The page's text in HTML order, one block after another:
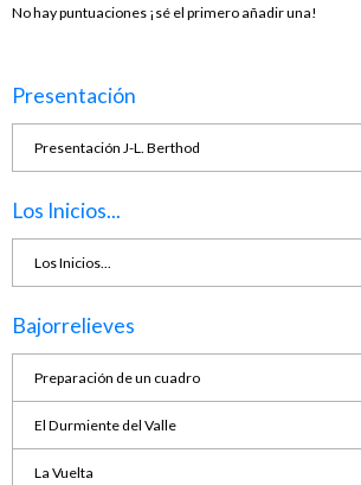
No hay puntuaciones ¡sé el primero añadir una!
Presentación
Presentación J-L. Berthod
Los Inicios...
Los Inicios...
Bajorrelieves
Preparación de un cuadro
El Durmiente del Valle
La Vuelta